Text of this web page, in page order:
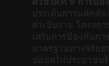
ประเด็นการผลักดั
ดำเนินงาน โครงก
เสริมการป้องกันก
มาตรฐานทางจริย
ข้อมูลให้ประชาชน